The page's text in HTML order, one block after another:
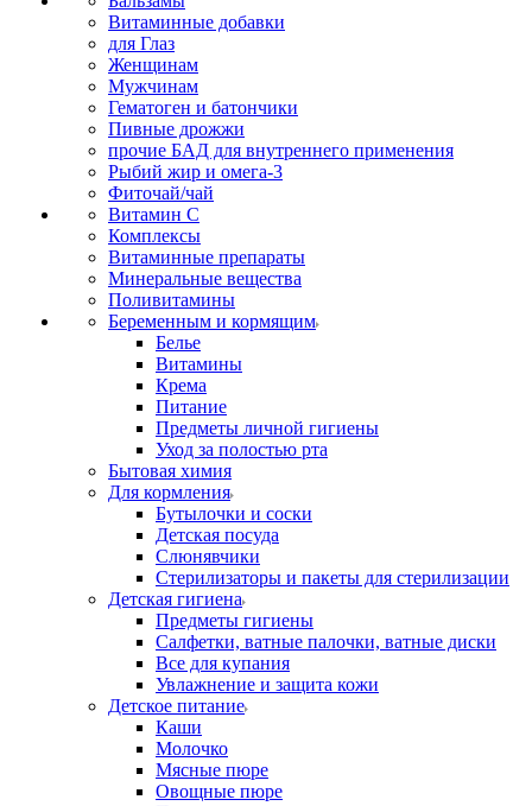
Витаминные добавки
для Глаз
Женщинам
Мужчинам
Гематоген и батончики
Пивные дрожжи
прочие БАД для внутреннего применения
Рыбий жир и омега-3
Фиточай/чай
Витамин С
Комплексы
Витаминные препараты
Минеральные вещества
Поливитамины
Беременным и кормящим
Белье
Витамины
Крема
Питание
Предметы личной гигиены
Уход за полостью рта
Бытовая химия
Для кормления
Бутылочки и соски
Детская посуда
Слюнявчики
Стерилизаторы и пакеты для стерилизации
Детская гигиена
Предметы гигиены
Салфетки, ватные палочки, ватные диски
Все для купания
Увлажнение и защита кожи
Детское питание
Каши
Молочко
Мясные пюре
Овощные пюре